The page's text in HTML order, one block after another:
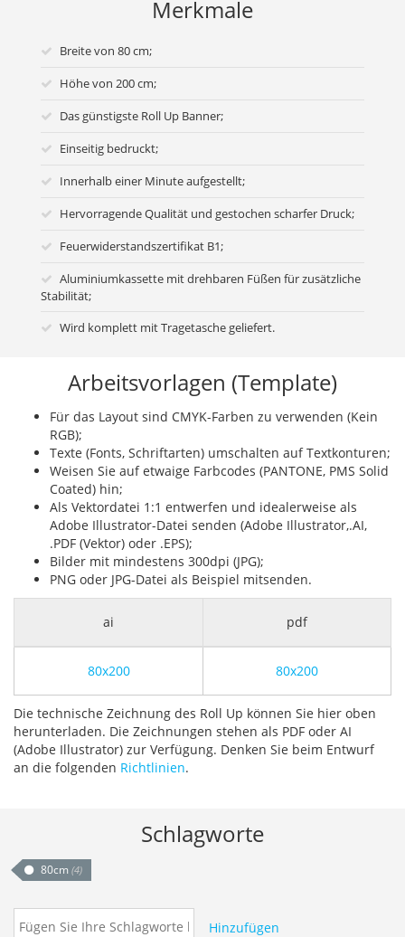
Merkmale
Breite von 80 cm;
Höhe von 200 cm;
Das günstigste Roll Up Banner;
Einseitig bedruckt;
Innerhalb einer Minute aufgestellt;
Hervorragende Qualität und gestochen scharfer Druck;
Feuerwiderstandszertifikat B1;
Aluminiumkassette mit drehbaren Füßen für zusätzliche
Stabilität;
Wird komplett mit Tragetasche geliefert.
Arbeitsvorlagen (Template)
Für das Layout sind CMYK-Farben zu verwenden (Kein
RGB);
Texte (Fonts, Schriftarten) umschalten auf Textkonturen;
Weisen Sie auf etwaige Farbcodes (PANTONE, PMS Solid
Coated) hin;
Als Vektordatei 1:1 entwerfen und idealerweise als
Adobe Illustrator-Datei senden (Adobe Illustrator,.AI,
.PDF (Vektor) oder .EPS);
Bilder mit mindestens 300dpi (JPG);
PNG oder JPG-Datei als Beispiel mitsenden.
ai pdf
80x200 80x200
Die technische Zeichnung des Roll Up können Sie hier oben
herunterladen. Die Zeichnungen stehen als PDF oder AI
(Adobe Illustrator) zur Verfügung. Denken Sie beim Entwurf
an die folgenden Richtlinien.
Schlagworte
80cm (4)
Hinzufügen